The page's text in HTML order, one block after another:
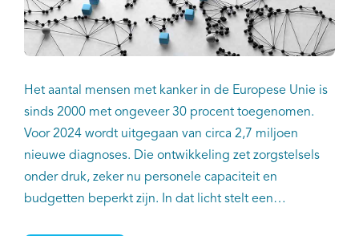
Het aantal mensen met kanker in de Europese Unie is
sinds 2000 met ongeveer 30 procent toegenomen.
Voor 2024 wordt uitgegaan van circa 2,7 miljoen
nieuwe diagnoses. Die ontwikkeling zet zorgstelsels
onder druk, zeker nu personele capaciteit en
budgetten beperkt zijn. In dat licht stelt een